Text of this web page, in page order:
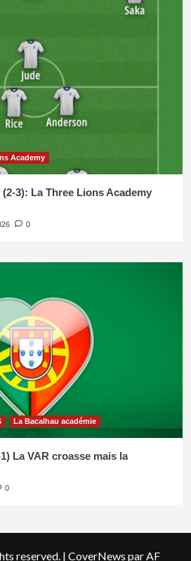
Academy
3): La Three Lions Academy
0
La Bacalhau académie
La VAR croasse mais la
0
reserved. | CoverNews par AF